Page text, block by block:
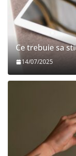
Ce trebuie sa
14/07/2025